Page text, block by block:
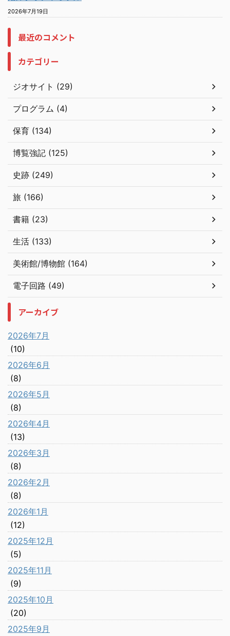
2026年7月19日
最近のコメント
カテゴリー
ジオサイト (29)
プログラム (4)
保育 (134)
博覧強記 (125)
史跡 (249)
旅 (166)
書籍 (23)
生活 (133)
美術館/博物館 (164)
電子回路 (49)
アーカイブ
2026年7月
(10)
2026年6月
(8)
2026年5月
(8)
2026年4月
(13)
2026年3月
(8)
2026年2月
(8)
2026年1月
(12)
2025年12月
(5)
2025年11月
(9)
2025年10月
(20)
2025年9月